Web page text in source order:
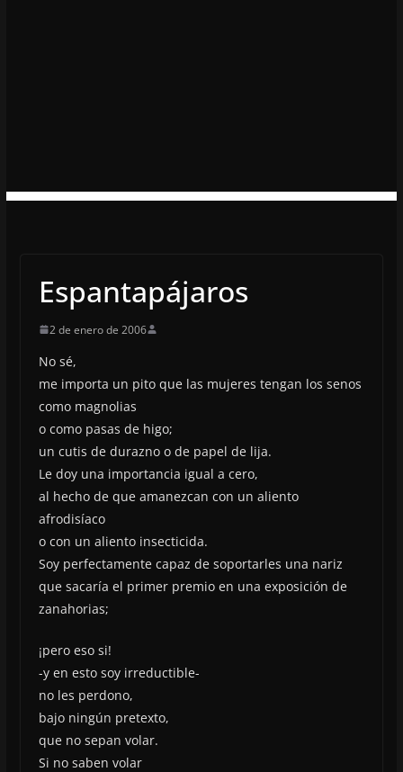
Espantapájaros
2 de enero de 2006
No sé,
me importa un pito que las mujeres tengan los senos
como magnolias
o como pasas de higo;
un cutis de durazno o de papel de lija.
Le doy una importancia igual a cero,
al hecho de que amanezcan con un aliento
afrodisíaco
o con un aliento insecticida.
Soy perfectamente capaz de soportarles una nariz
que sacaría el primer premio en una exposición de
zanahorias;
¡pero eso si!
-y en esto soy irreductible-
no les perdono,
bajo ningún pretexto,
que no sepan volar.
Si no saben volar